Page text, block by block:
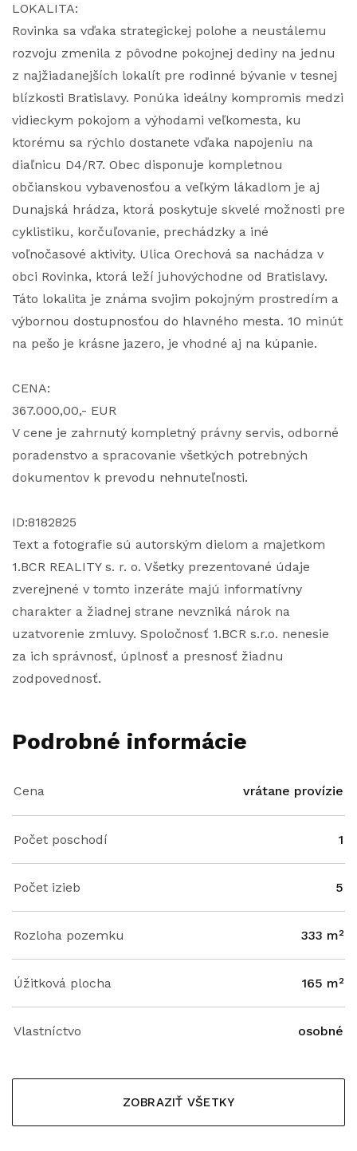
LOKALITA:
Rovinka sa vďaka strategickej polohe a neustálemu
rozvoju zmenila z pôvodne pokojnej dediny na jednu
z najžiadanejších lokalít pre rodinné bývanie v tesnej
blízkosti Bratislavy. Ponúka ideálny kompromis medzi
vidieckym pokojom a výhodami veľkomesta, ku
ktorému sa rýchlo dostanete vďaka napojeniu na
diaľnicu D4/R7. Obec disponuje kompletnou
občianskou vybavenosťou a veľkým lákadlom je aj
Dunajská hrádza, ktorá poskytuje skvelé možnosti pre
cyklistiku, korčuľovanie, prechádzky a iné
voľnočasové aktivity. Ulica Orechová sa nachádza v
obci Rovinka, ktorá leží juhovýchodne od Bratislavy.
Táto lokalita je známa svojim pokojným prostredím a
výbornou dostupnosťou do hlavného mesta. 10 minút
na pešo je krásne jazero, je vhodné aj na kúpanie.
CENA:
367.000,00,- EUR
V cene je zahrnutý kompletný právny servis, odborné
poradenstvo a spracovanie všetkých potrebných
dokumentov k prevodu nehnuteľnosti.
ID:8182825
Text a fotografie sú autorským dielom a majetkom
1.BCR REALITY s. r. o. Všetky prezentované údaje
zverejnené v tomto inzeráte majú informatívny
charakter a žiadnej strane nevzniká nárok na
uzatvorenie zmluvy. Spoločnosť 1.BCR s.r.o. nenesie
za ich správnosť, úplnosť a presnosť žiadnu
zodpovednosť.
Podrobné informácie
Cena vrátane provízie
Počet poschodí 1
Počet izieb 5
Rozloha pozemku 333 m²
Úžitková plocha 165 m²
Vlastníctvo osobné
ZOBRAZIŤ VŠETKY